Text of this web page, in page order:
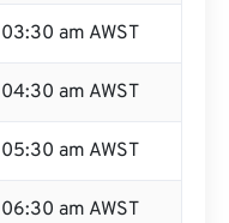
03:30 am AWST
04:30 am AWST
05:30 am AWST
06:30 am AWST